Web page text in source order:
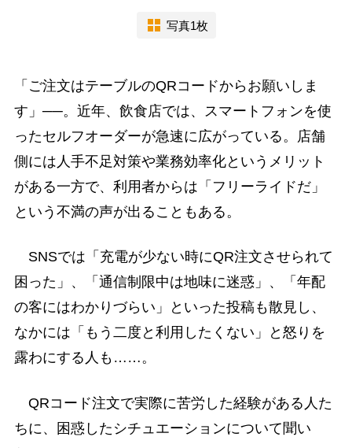
写真1枚
「ご注文はテーブルのQRコードからお願いしま
す」──。近年、飲食店では、スマートフォンを使
ったセルフオーダーが急速に広がっている。店舗
側には人手不足対策や業務効率化というメリット
がある一方で、利用者からは「フリーライドだ」
という不満の声が出ることもある。
SNSでは「充電が少ない時にQR注文させられて
困った」、「通信制限中は地味に迷惑」、「年配
の客にはわかりづらい」といった投稿も散見し、
なかには「もう二度と利用したくない」と怒りを
露わにする人も……。
QRコード注文で実際に苦労した経験がある人た
ちに、困惑したシチュエーションについて聞い